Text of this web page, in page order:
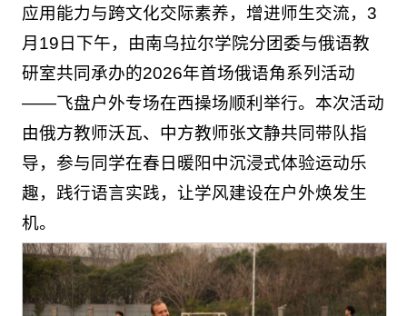
应用能力与跨文化交际素养，增进师生交流，3
月19日下午，由南乌拉尔学院分团委与俄语教
研室共同承办的2026年首场俄语角系列活动
——飞盘户外专场在西操场顺利举行。本次活动
由俄方教师沃瓦、中方教师张文静共同带队指
导，参与同学在春日暖阳中沉浸式体验运动乐
趣，践行语言实践，让学风建设在户外焕发生
机。